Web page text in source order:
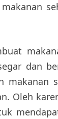
dan
makanan
Oleh